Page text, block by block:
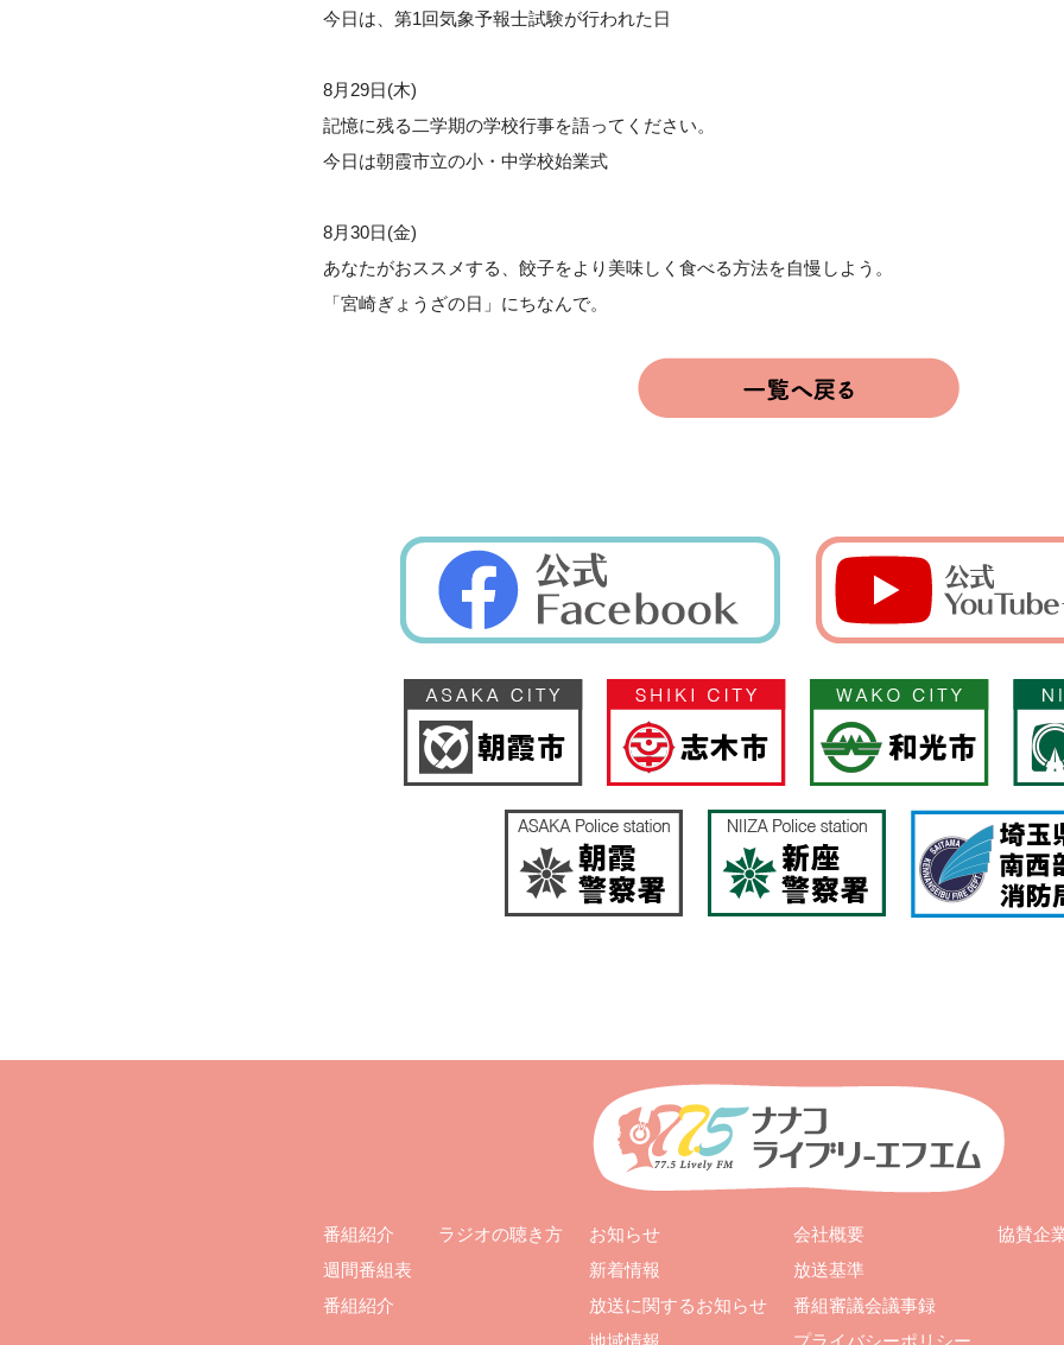
今日は、第1回気象予報士試験が行われた日
8月29日(木)
記憶に残る二学期の学校行事を語ってください。
今日は朝霞市立の小・中学校始業式
8月30日(金)
あなたがおススメする、餃子をより美味しく食べる方法を自慢しよう。
「宮崎ぎょうざの日」にちなんで。
番組紹介
週間番組表
番組紹介
ラジオの聴き方
お知らせ
新着情報
放送に関するお知らせ
地域情報
会社概要
放送基準
番組審議会議事録
プライバシーポリシー
協賛企